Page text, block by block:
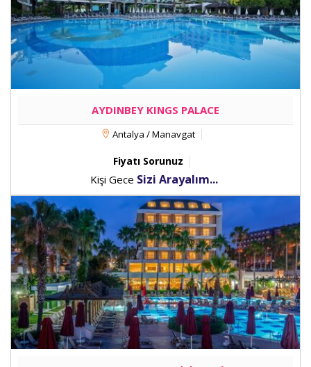
AYDINBEY KINGS PALACE
Antalya / Manavgat
Fiyatı Sorunuz
Kişi Gece Sizi Arayalım...